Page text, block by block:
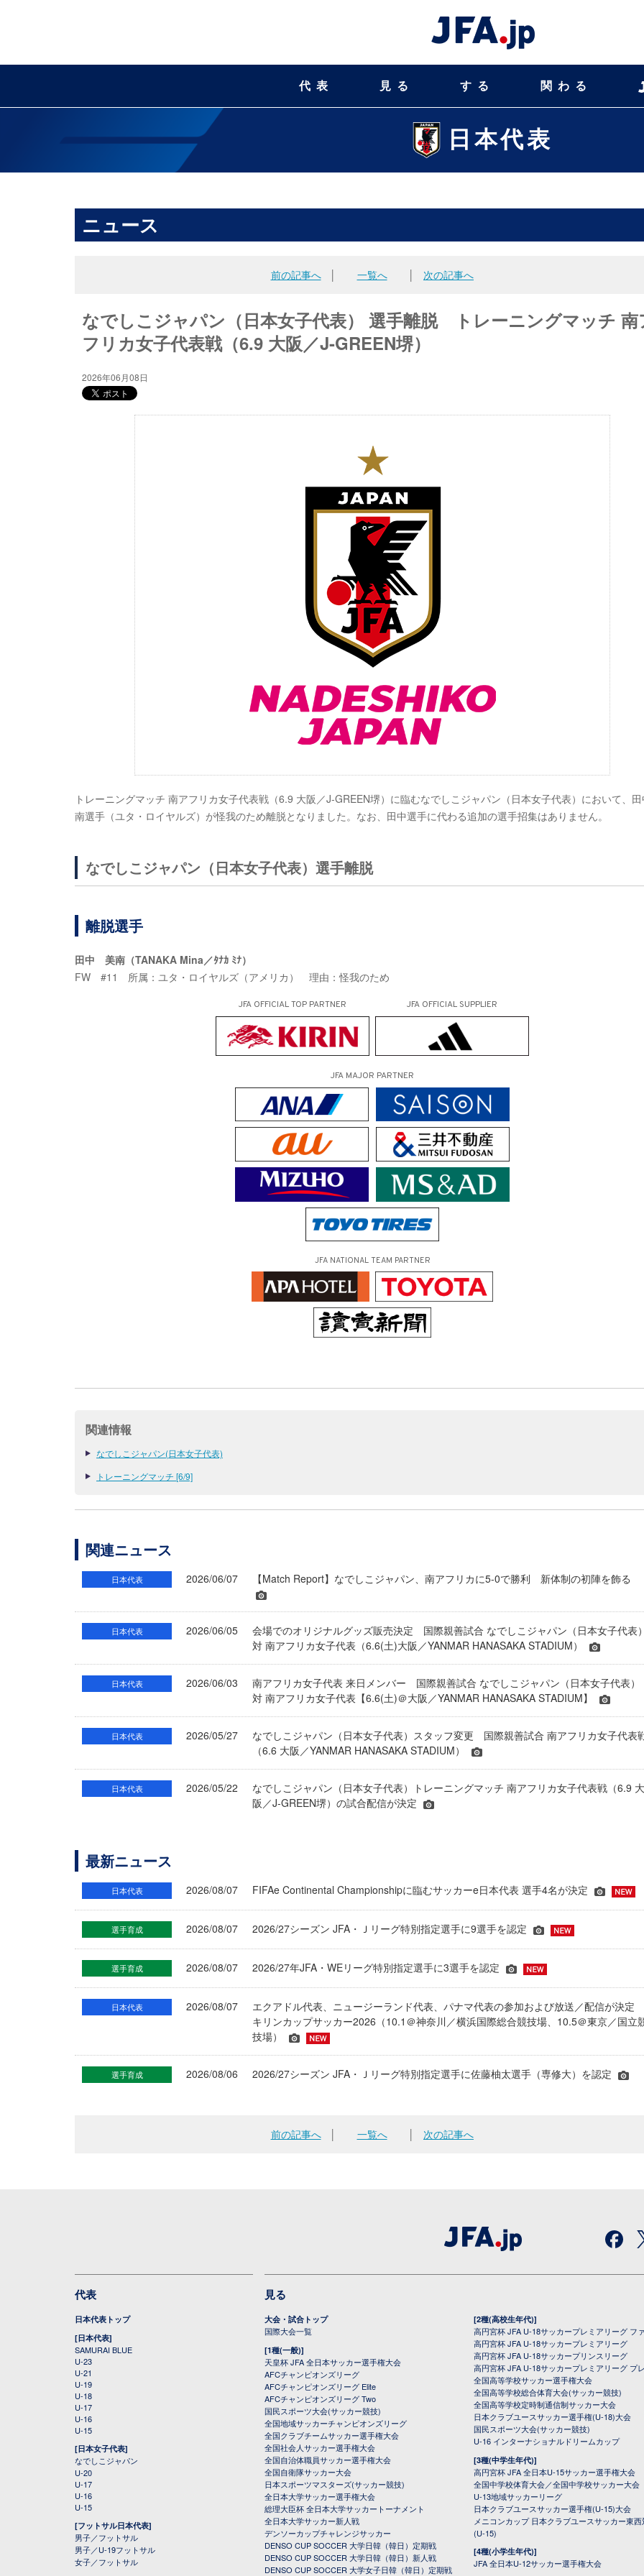
代表 見る する 関わる
日本代表
ニュース
前の記事へ│ 一覧へ 次の記事へ
なでしこジャパン（日本女子代表） 選手離脱 トレーニングマッチ 南
フリカ女子代表戦（6.9 大阪／J-GREEN堺）
2026年06月08日
トレーニングマッチ 南アフリカ女子代表戦（6.9 大阪／J-GREEN堺）に臨むなでしこジャパン（日本女子代表）において、
南選手（ユタ・ロイヤルズ）が怪我のため離脱となりました。なお、田中選手に代わる追加の選手招集はありません。
なでしこジャパン（日本女子代表）選手離脱
離脱選手
田中 美南（TANAKA Mina／ﾀﾅｶ ﾐﾅ）
FW #11 所属：ユタ・ロイヤルズ（アメリカ） 理由：怪我のため
JFA OFFICIALTOP PARTNER JFA OFFICIAL SUPPLIER
JFA MAJOR PARTNER
JFA NATIONAL TEAM PARTNER
関連情報
なでしこジャパン(日本女子代表)
トレーニングマッチ [6/9]
関連ニュース
日本代表 2026/06/07 【Match Report】なでしこジャパン、南アフリカに5-0で勝利 新体制の初陣を飾る
日本代表 2026/06/05
会場でのオリジナルグッズ販売決定 国際親善試合 なでしこジャパン（日本女子代表
対 南アフリカ女子代表（6.6(土)大阪／YANMAR HANASAKA STADIUM）
日本代表 2026/06/03
南アフリカ女子代表 来日メンバー 国際親善試合 なでしこジャパン（日本女子代表）
対 南アフリカ女子代表【6.6(土)＠大阪／YANMAR HANASAKA STADIUM】
日本代表 2026/05/27
なでしこジャパン（日本女子代表）スタッフ変更 国際親善試合 南アフリカ女子代表
（6.6 大阪／YANMAR HANASAKA STADIUM）
日本代表 2026/05/22
なでしこジャパン（日本女子代表）トレーニングマッチ 南アフリカ女子代表戦（6.9 大
阪／J-GREEN堺）の試合配信が決定
最新ニュース
日本代表 2026/08/07 FIFAe Continental Championshipに臨むサッカーe日本代表 選手4名が決定
選手育成 2026/08/07 2026/27シーズン JFA・Ｊリーグ特別指定選手に9選手を認定
選手育成 2026/08/07 2026/27年JFA・WEリーグ特別指定選手に3選手を認定
日本代表 2026/08/07
エクアドル代表、ニュージーランド代表、パナマ代表の参加および放送／配信が決定
キリンカップサッカー2026（10.1＠神奈川／横浜国際総合競技場、10.5＠東京／国立
技場）
選手育成 2026/08/06 2026/27シーズン JFA・Ｊリーグ特別指定選手に佐藤柚太選手（専修大）を認定
前の記事へ│ 一覧へ 次の記事へ
代表
日本代表トップ
[日本代表]
SAMURAI BLUE
U-23
U-21
U-19
U-18
U-17
U-16
U-15
[日本女子代表]
なでしこジャパン
U-20
U-17
U-16
U-15
[フットサル日本代表]
男子／フットサル
男子／U-19フットサル
女子／フットサル
見る
大会・試合トップ
国際大会一覧
[1種(一般)]
天皇杯 JFA 全日本サッカー選手権大会
AFCチャンピオンズリーグ
AFCチャンピオンズリーグ Elite
AFCチャンピオンズリーグ Two
国民スポーツ大会(サッカー競技)
全国地域サッカーチャンピオンズリーグ
全国クラブチームサッカー選手権大会
全国社会人サッカー選手権大会
全国自治体職員サッカー選手権大会
全国自衛隊サッカー大会
日本スポーツマスターズ(サッカー競技)
全日本大学サッカー選手権大会
総理大臣杯 全日本大学サッカートーナメント
全日本大学サッカー新人戦
デンソーカップチャレンジサッカー
DENSO CUP SOCCER 大学日韓（韓日）定期戦
DENSO CUP SOCCER 大学日韓（韓日）新人戦
DENSO CUP SOCCER 大学女子日韓（韓日）定期戦
[2種(高校生年代)]
高円宮杯 JFA U-18サッカープレミアリーグ フ
高円宮杯 JFA U-18サッカープレミアリーグ
高円宮杯 JFA U-18サッカープリンスリーグ
高円宮杯 JFA U-18サッカープレミアリーグ プ
全国高等学校サッカー選手権大会
全国高等学校総合体育大会(サッカー競技)
全国高等学校定時制通信制サッカー大会
日本クラブユースサッカー選手権(U-18)大会
国民スポーツ大会(サッカー競技)
U-16 インターナショナルドリームカップ
[3種(中学生年代)]
高円宮杯 JFA 全日本U-15サッカー選手権大会
全国中学校体育大会／全国中学校サッカー大会
U-13地域サッカーリーグ
日本クラブユースサッカー選手権(U-15)大会
メニコンカップ 日本クラブユースサッカー東
(U-15)
[4種(小学生年代)]
JFA 全日本U-12サッカー選手権大会